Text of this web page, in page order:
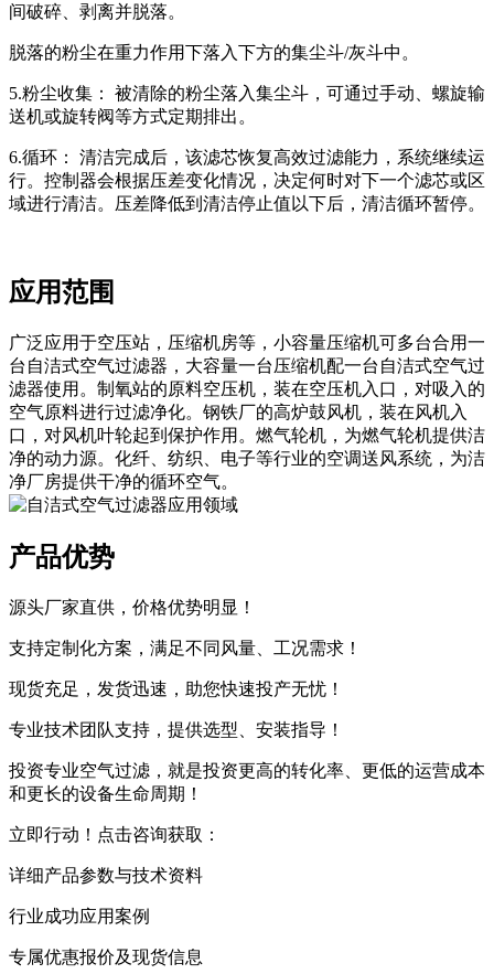
间破碎、剥离并脱落。
脱落的粉尘在重力作用下落入下方的集尘斗/灰斗中。
5.粉尘收集： 被清除的粉尘落入集尘斗，可通过手动、螺旋输
送机或旋转阀等方式定期排出。
6.循环： 清洁完成后，该滤芯恢复高效过滤能力，系统继续运
行。控制器会根据压差变化情况，决定何时对下一个滤芯或区
域进行清洁。压差降低到清洁停止值以下后，清洁循环暂停。
应用范围
广泛应用于空压站，压缩机房等，小容量压缩机可多台合用一
台自洁式空气过滤器，大容量一台压缩机配一台自洁式空气过
滤器使用。制氧站的原料空压机，装在空压机入口，对吸入的
空气原料进行过滤净化。钢铁厂的高炉鼓风机，装在风机入
口，对风机叶轮起到保护作用。燃气轮机，为燃气轮机提供洁
净的动力源。化纤、纺织、电子等行业的空调送风系统，为洁
净厂房提供干净的循环空气。
产品优势
源头厂家直供，价格优势明显！
支持定制化方案，满足不同风量、工况需求！
现货充足，发货迅速，助您快速投产无忧！
专业技术团队支持，提供选型、安装指导！
投资专业空气过滤，就是投资更高的转化率、更低的运营成本
和更长的设备生命周期！
立即行动！点击咨询获取：
详细产品参数与技术资料
行业成功应用案例
专属优惠报价及现货信息